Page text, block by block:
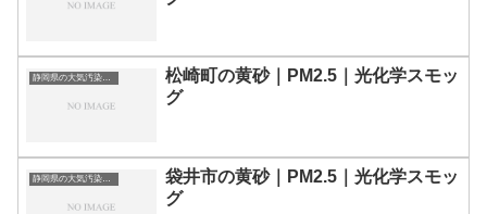
静岡県の大気汚染・PM2.5・黄砂・エアロゾルの数値
松崎町の黄砂｜PM2.5｜光化学スモッ
グ
静岡県の大気汚染・PM2.5・黄砂・エアロゾルの数値
袋井市の黄砂｜PM2.5｜光化学スモッ
グ